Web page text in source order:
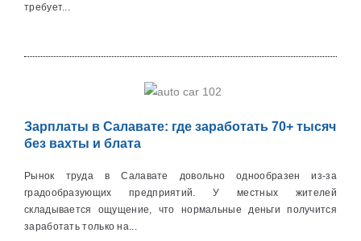
требует...
Зарплаты в Салавате: где заработать 70+ тысяч
без вахты и блата
Рынок труда в Салавате довольно однообразен из-за
градообразующих предприятий. У местных жителей
складывается ощущение, что нормальные деньги получится
заработать только на...